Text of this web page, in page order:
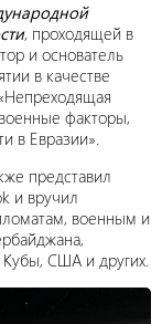
, проходящей в
и основатель
в качестве
факторы,
в Евразии».
представил
и вручил
военным и
Кубы, США и других.